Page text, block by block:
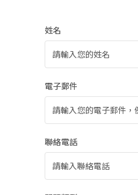
姓名
電子郵件
聯絡電話